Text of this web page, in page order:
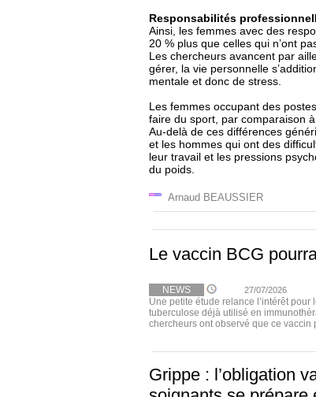
Responsabilités
Ainsi, les femmes avec des
20 % plus que celles qui n’ont
Les chercheurs avancent par
gérer, la vie personnelle
mentale et donc de stress.
Les femmes occupant des
faire du sport, par comparaison
Au-delà de ces différences
et les hommes qui ont des
leur travail et les pressions
du poids.
Arnaud BEAUSSIER
Le vaccin BCG
NEWS 27/07/2026
Une petite étude relance l’intérêt
tuberculose déjà utilisé en
chercheurs ont observé que ce vaccin
Grippe : l’obligation